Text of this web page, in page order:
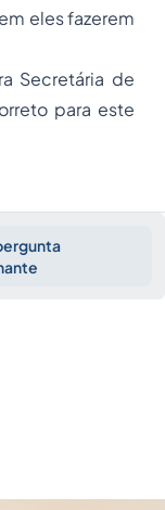
eles fazerem
Secretária de
para este